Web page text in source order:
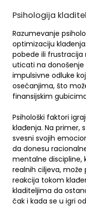
Psihologija
Razumevanje
optimizaciju
pobede ili frustracija
uticati na donošenje
impulsivne odluke
osećanjima, što
finansijskim
Psihološki faktori
klađenja. Na primer,
svesni svojih
da donesu
mentalne discipline,
realnih ciljeva,
reakcija tokom
kladiteljima da
čak i kada se u igri